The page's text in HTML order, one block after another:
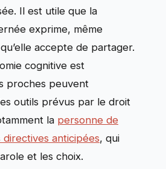
Il est utile que la
exprime, même
accepte de partager.
cognitive est
proches peuvent
outils prévus par le droit
la personne de
anticipées, qui
et les choix.